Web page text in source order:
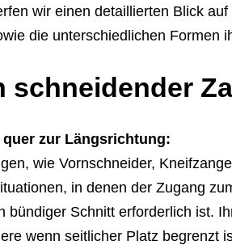
wir einen detaillierten Blick
die unterschiedlichen Formen
schneidender
quer zur Längsrichtung:
wie Vornschneider,
in denen der Zugang
bündiger Schnitt erforderlich ist.
wenn seitlicher Platz begrenzt